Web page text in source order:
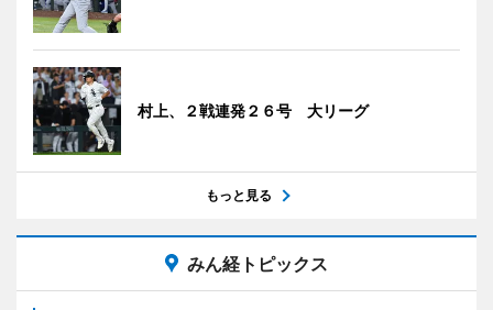
村上、２戦連発２６号 大リーグ
もっと見る
みん経トピックス